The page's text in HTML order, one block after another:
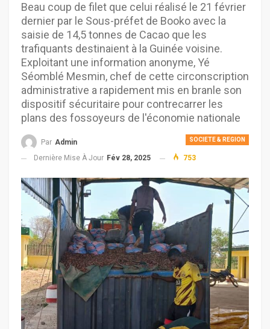
Beau coup de filet que celui réalisé le 21 février
dernier par le Sous-préfet de Booko avec la
saisie de 14,5 tonnes de Cacao que les
trafiquants destinaient à la Guinée voisine.
Exploitant une information anonyme, Yé
Séomblé Mesmin, chef de cette circonscription
administrative a rapidement mis en branle son
dispositif sécuritaire pour contrecarrer les
plans des fossoyeurs de l'économie nationale
SOCIETE & REGION
Par Admin
Dernière Mise À Jour Fév 28, 2025 753